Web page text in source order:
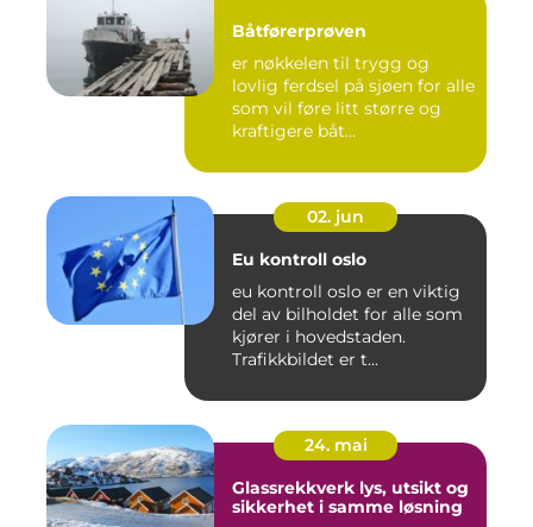
Båtførerprøven
er nøkkelen til trygg og
lovlig ferdsel på sjøen for alle
som vil føre litt større og
kraftigere båt...
02. jun
Eu kontroll oslo
eu kontroll oslo er en viktig
del av bilholdet for alle som
kjører i hovedstaden.
Trafikkbildet er t...
24. mai
Glassrekkverk lys, utsikt og
sikkerhet i samme løsning